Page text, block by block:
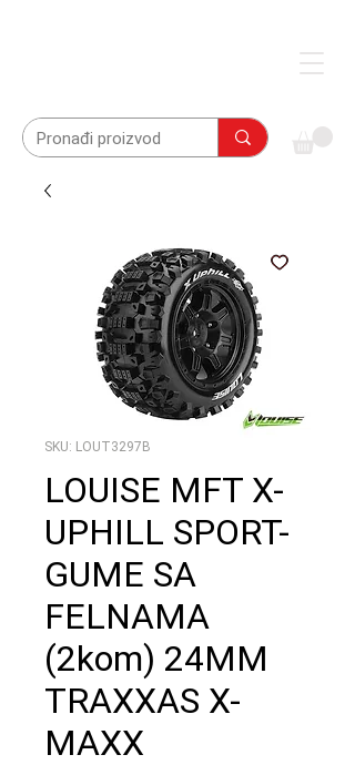
SKU: LOUT3297B
LOUISE MFT X-
UPHILL SPORT-
GUME SA
FELNAMA
(2kom) 24MM
TRAXXAS X-
MAXX